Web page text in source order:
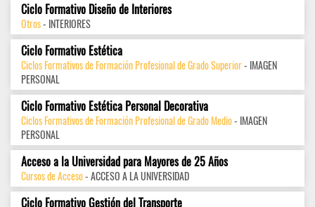
Ciclo Formativo Diseño de Interiores
Otros- INTERIORES
Ciclo Formativo Estética
Ciclos Formativos de Formación Profesional de Grado Superior- IMAGEN
PERSONAL
Ciclo Formativo Estética Personal Decorativa
Ciclos Formativos de Formación Profesional de Grado Medio- IMAGEN
PERSONAL
Acceso a la Universidad para Mayores de 25 Años
Cursos de Acceso- ACCESO A LA UNIVERSIDAD
Ciclo Formativo Gestión del Transporte